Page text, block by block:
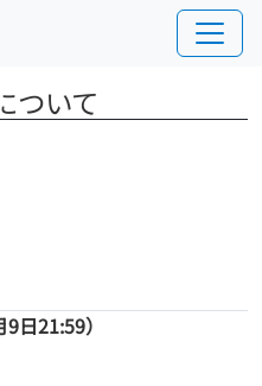
ついて
9日21:59）